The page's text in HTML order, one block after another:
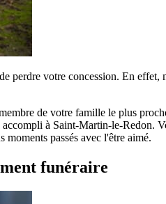
votre concession. En
de votre famille le plus
à Saint-Martin-le-Redon.
passés avec l'être aimé.
funéraire